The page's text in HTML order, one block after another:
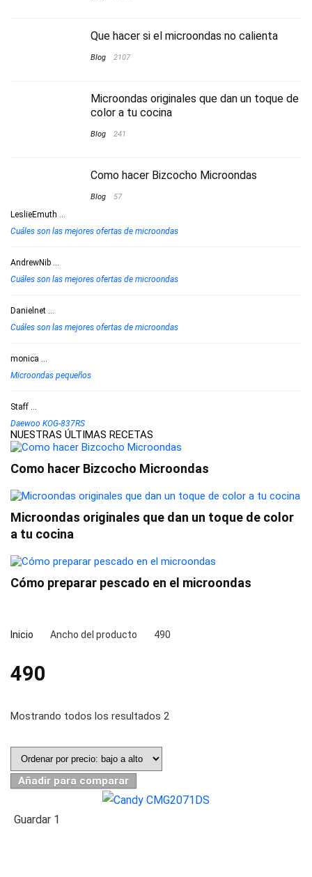
Que hacer si el microondas no calienta
Blog 2107
Microondas originales que dan un toque de
color a tu cocina
Blog 241
Como hacer Bizcocho Microondas
Blog 57
LeslieEmuth ...
Cuáles son las mejores ofertas de microondas
AndrewNib ...
Cuáles son las mejores ofertas de microondas
Danielnet ...
Cuáles son las mejores ofertas de microondas
monica ...
Microondas pequeños
Staff ...
Daewoo KOG-837RS
NUESTRAS ÚLTIMAS RECETAS
Como hacer Bizcocho Microondas
Microondas originales que dan un toque de color
a tu cocina
Cómo preparar pescado en el microondas
Inicio Ancho del producto 490
490
Mostrando todos los resultados 2
Añadir para comparar
Guardar 1